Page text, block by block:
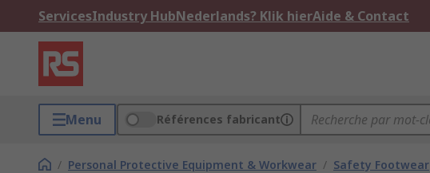
ServicesIndustry HubNederlands? Klik hierAide & Contact
Menu Références fabricant
/ Personal Protective Equipment & Workwear / Safety Footwear